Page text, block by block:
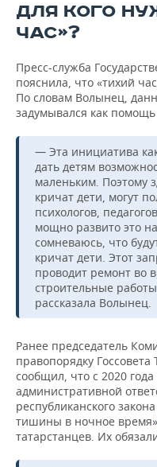
НЕФТЬ
ОПК
ЭНЕРГЕТИКА
РОЗНИЧНАЯ ТОРГОВЛЯ
ТРАНСПОРТ
УСЛУГИ
НОВОСТИ
IT
МЕДИА
МЕРОПРИЯТИЯ
НОВОСТИ
ВЫЕЗДНАЯ
БИЗНЕС-БРАНЧИ
ONLINE-
ОТКРЫТАЯ ЛЕКЦИЯ
СПОРТ
НОВОСТИ СПОРТА
ФУТБОЛ
ХОККЕЙ
БАСКЕТБОЛ
ВОЛЕЙБОЛ
КИБЕРСПОРТ
ФИГУРНОЕ КАТАНИЕ
ВОДНЫЕ ВИДЫ
ХОККЕЙ С МЯЧОМ
ОБЩЕСТВО
НОВОСТИ ОБЩЕСТВА
ВЛАСТЬ
ИНФРАСТРУКТУРА
ИСТОРИЯ
КУЛЬТУРА
МЕДИЦИНА
ОБРАЗОВАНИЕ
ПРОИСШЕСТВИЯ
ФОТОГАЛЕРЕЯ
СЮЖЕТЫ
СПРАВОЧНИК
СПИСОК ПЕРСОН
СПИСОК КОМПАНИЙ
ПОЛНАЯ ВЕРСИЯ
ДЛЯ КОГО
ЧАС»?
Пресс-служба
пояснила, что «тихий
По словам Волынец,
задумывался как
— Эта инициатива
дать детям
маленьким. Поэтому
кричат дети, могут
психологов,
мощно развито это
сомневаюсь, что
кричат дети. Этот
проводит ремонт во
строительные
рассказала Волынец.
Ранее председатель
правопорядку
сообщил, что с 2020
административной
республиканского
тишины в ночное время»
татарстанцев. Их